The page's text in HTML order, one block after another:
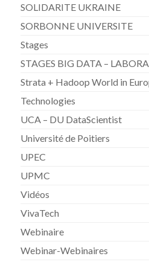
SOLIDARITE UKRAINE
SORBONNE UNIVERSITE
Stages
STAGES BIG DATA –
Strata + Hadoop World in
Technologies
UCA – DU DataScientist
Université de Poitiers
UPEC
UPMC
Vidéos
VivaTech
Webinaire
Webinar-Webinaires